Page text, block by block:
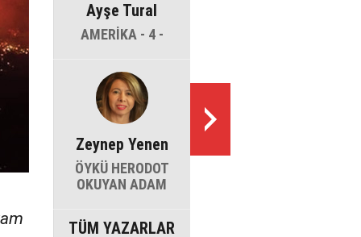
Ayşe Tural
AMERİKA - 4 -
Zeynep Yenen
ÖYKÜ HERODOT
OKUYAN ADAM
TÜM YAZARLAR